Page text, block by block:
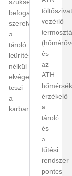
szükséges
befogadó
szerelvény
a
tároló
leürítése
nélkül
elvégezhetővé
teszi
a
karbantartást.
vezérlő
és
az
ATH
érzékelő
a
tároló
és
a
fűtési
rendszer
pontos